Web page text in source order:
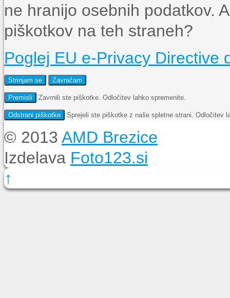
ne hranijo osebnih podatkov.
piškotkov na teh straneh?
Poglej EU e-Privacy Directive
Strinjam se Zavračam
Premisli Zavrnili ste piškotke. Odločitev lahko spremenite.
Odstrani piškotke Sprejeli ste piškotke z naše spletne strani. Odločitev
© 2013 AMD Brezice
Izdelava Foto123.si
↑